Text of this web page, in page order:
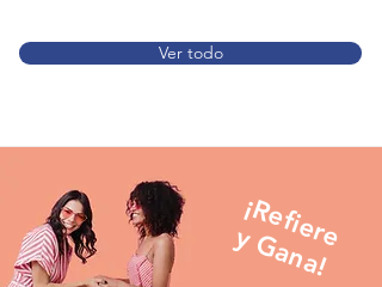
Ver todo
¡
R
e
f
i
e
r
e
y
G
a
n
a
!